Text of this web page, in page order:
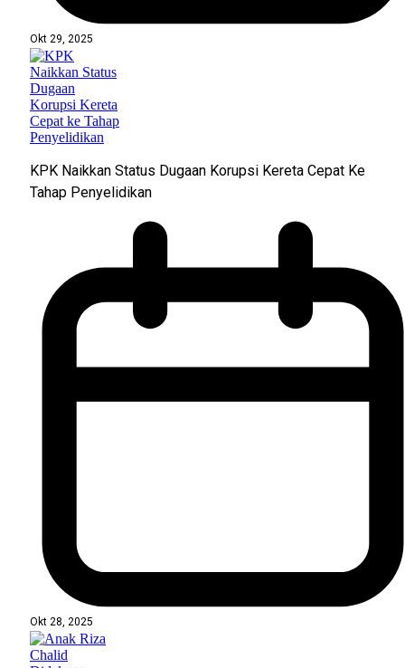
Okt 29, 2025
KPK Naikkan Status Dugaan Korupsi Kereta Cepat Ke
Tahap Penyelidikan
Okt 28, 2025